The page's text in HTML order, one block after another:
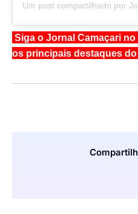
Siga o Jornal Camaçari
os principais destaques